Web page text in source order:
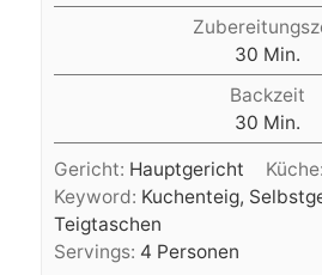
30 Minuten
Min.
Backzeit
30 Minuten
Min.
Gericht: Hauptgericht
Keyword: Kuchenteig,
Teigtaschen
Servings: 4 Personen